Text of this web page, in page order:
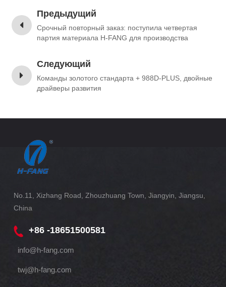
Предыдущий
Срочный повторный заказ: поступила четвертая
партия материала H-FANG для производства
Следующий
Команды золотого стандарта + 988D-PLUS, двойные
драйверы развития
No.11, Xizhang Road, Zhouzhuang Town, Jiangyin, Jiangsu,
China
+86 -18651500581
info@h-fang.com
twj@h-fang.com